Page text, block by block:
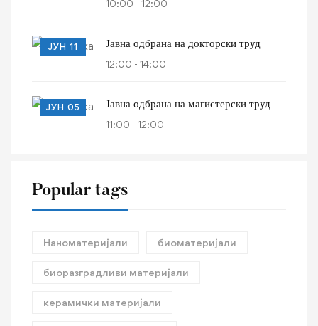
10:00 - 12:00
ЈУН 11 Јавна одбрана на докторски труд
12:00 - 14:00
ЈУН 05 Јавна одбрана на магистерски труд
11:00 - 12:00
Popular tags
Наноматеријали биоматеријали
биоразградливи материјали
керамички материјали